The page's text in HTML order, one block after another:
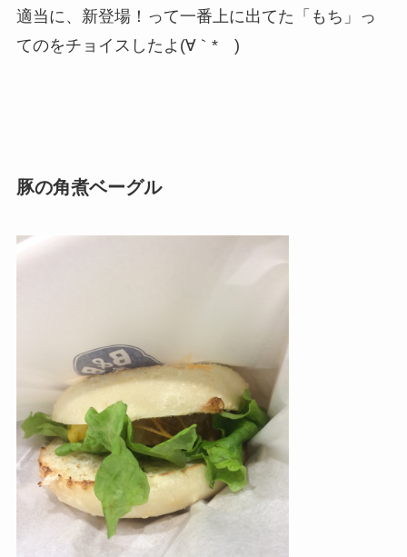
適当に、新登場！って一番上に出てた「もち」っ
てのをチョイスしたよ(∀｀*ゞ)
豚の角煮ベーグル